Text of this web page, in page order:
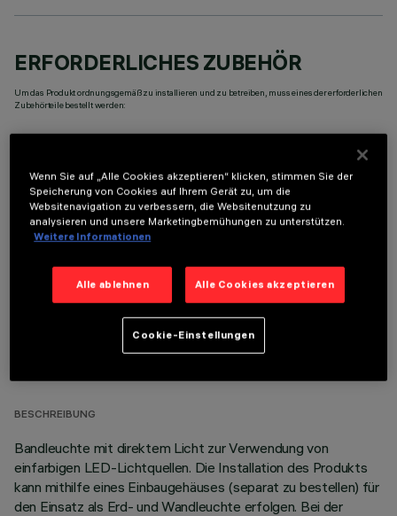
ERFORDERLICHES ZUBEHÖR
Um das Produkt ordnungsgemäß zu installieren und zu betreiben, muss eines der erforderlichen
Zubehörteile bestellt werden:
OPTIONALE KOMPONENTEN
TECHNISCHE DATEN
BESCHREIBUNG
Bandleuchte mit direktem Licht zur Verwendung von
einfarbigen LED-Lichtquellen. Die Installation des Produkts
kann mithilfe eines Einbaugehäuses (separat zu bestellen) für
den Einsatz als Erd- und Wandleuchte erfolgen. Bei der
Wenn Sie auf „Alle Cookies akzeptieren“ klicken, stimmen Sie der
Speicherung von Cookies auf Ihrem Gerät zu, um die
Websitenavigation zu verbessern, die Websitenutzung zu
analysieren und unsere Marketingbemühungen zu unterstützen.
Weitere Informationen
Alle ablehnen Alle Cookies akzeptieren
Cookie-Einstellungen